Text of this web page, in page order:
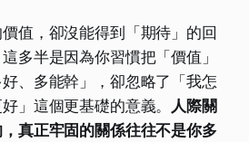
值，卻沒能得到「期待」的回
多半是因為你習慣把「價值」
、多能幹」，卻忽略了「我怎
」這個更基礎的意義。 人際關
真正牢固的關係往往不是你多